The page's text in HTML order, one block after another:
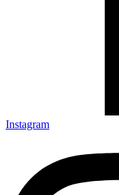
Instagram